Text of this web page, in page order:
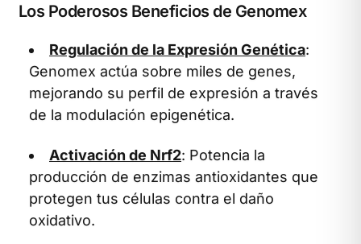
Los Poderosos Beneficios de Genomex
Regulación de la Expresión Genética:
Genomex actúa sobre miles de genes,
mejorando su perfil de expresión a través
de la modulación epigenética.
Activación de Nrf2: Potencia la
producción de enzimas antioxidantes que
protegen tus células contra el daño
oxidativo.